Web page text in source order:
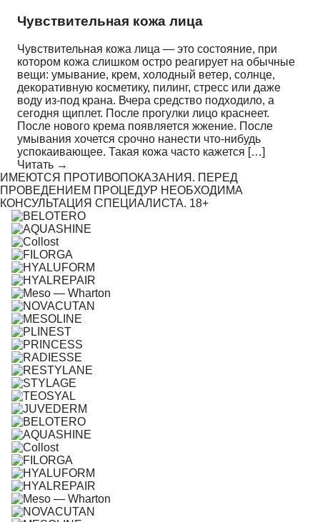
Чувствительная кожа лица
Чувствительная кожа лица — это состояние, при
котором кожа слишком остро реагирует на обычные
вещи: умывание, крем, холодный ветер, солнце,
декоративную косметику, пилинг, стресс или даже
воду из-под крана. Вчера средство подходило, а
сегодня щиплет. После прогулки лицо краснеет.
После нового крема появляется жжение. После
умывания хочется срочно нанести что-нибудь
успокаивающее. Такая кожа часто кажется […]
Читать →
ИМЕЮТСЯ ПРОТИВОПОКАЗАНИЯ. ПЕРЕД
ПРОВЕДЕНИЕМ ПРОЦЕДУР НЕОБХОДИМА
КОНСУЛЬТАЦИЯ СПЕЦИАЛИСТА. 18+